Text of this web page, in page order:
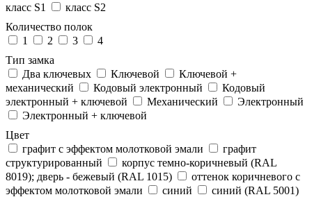
класс S1
класс S2
Количество полок
1
2 3
4
Тип замка
Два ключевых
Ключевой
Ключевой +
механический
Кодовый электронный
Кодовый
электронный + ключевой
Механический
Электронный
Электронный + ключевой
Цвет
графит с эффектом молотковой эмали
графит
структурированный
корпус темно-коричневый (RAL
8019); дверь - бежевый (RAL 1015)
оттенок коричневого с
эффектом молотковой эмали
синий
синий (RAL 5001)